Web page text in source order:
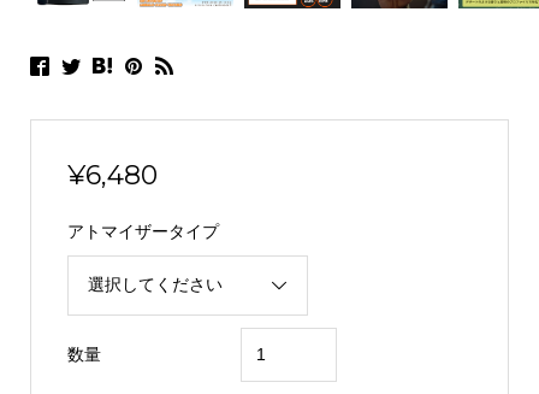
¥6,480
アトマイザータイプ
数量
D9
SKYHIGH（GirlScoutCookie：